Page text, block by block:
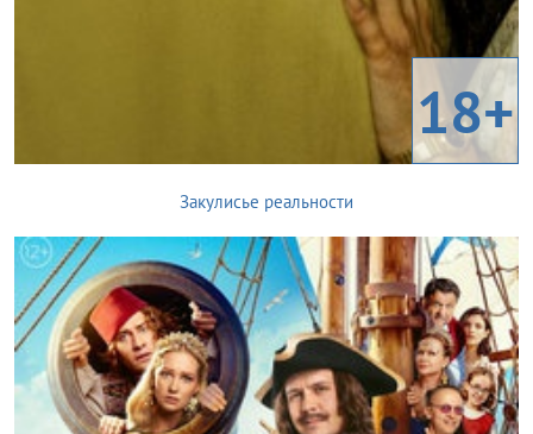
18+
Закулисье реальности